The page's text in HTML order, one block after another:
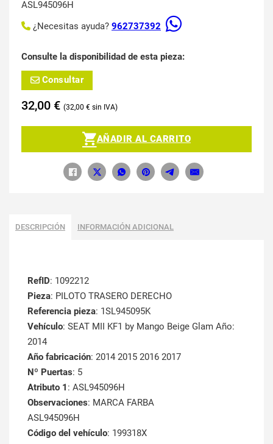
ASL945096H
¿Necesitas ayuda? 962737392
Consulte la disponibilidad de esta pieza:
Consultar
32,00 € 32,00 €
AÑADIR AL CARRITO
DESCRIPCIÓN INFORMACIÓN ADICIONAL
RefID: 1092212
Pieza: PILOTO TRASERO DERECHO
Referencia pieza: 1SL945095K
Vehículo: SEAT MII KF1 by Mango Beige Glam Año:
2014
Año fabricación: 2014 2015 2016 2017
Nº Puertas: 5
Atributo 1 : ASL945096H
Observaciones: MARCA FARBA
ASL945096H
Código del vehículo: 199318X